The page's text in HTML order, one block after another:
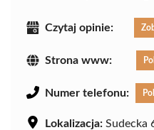
Czytaj opinie:
Strona www:
Numer telefonu:
Lokalizacja: Sudecka